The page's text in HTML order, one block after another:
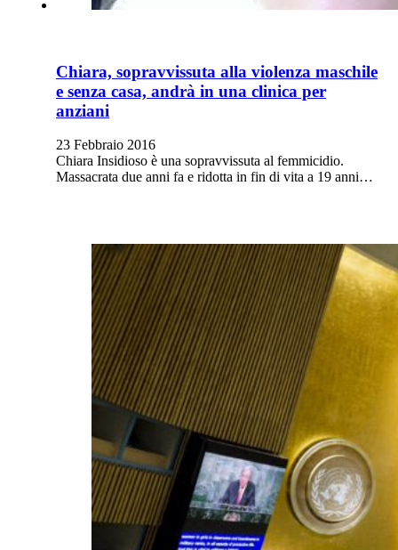
Chiara, sopravvissuta alla violenza maschile
e senza casa, andrà in una clinica per
anziani
23 Febbraio 2016
Chiara Insidioso è una sopravvissuta al femmicidio.
Massacrata due anni fa e ridotta in fin di vita a 19 anni…